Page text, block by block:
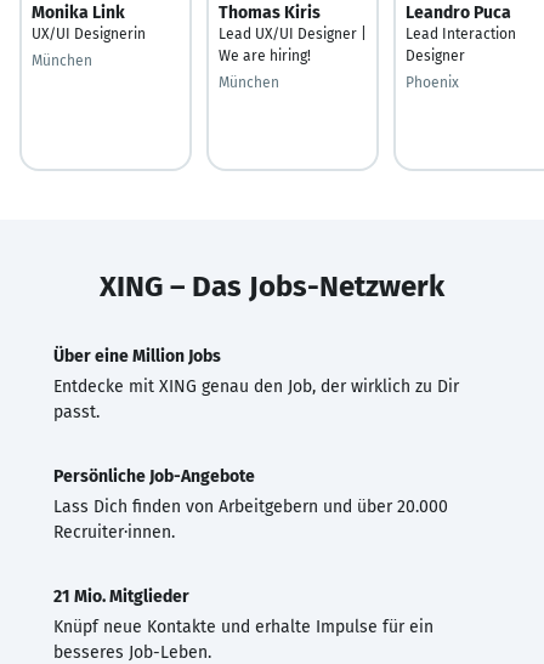
Monika Link
UX/UI Designerin
München
Thomas Kiris
Lead UX/UI Designer |
We are hiring!
München
Leandro Puca
Lead Interaction
Designer
Phoenix
XING – Das Jobs-Netzwerk
Über eine Million Jobs
Entdecke mit XING genau den Job, der wirklich zu Dir
passt.
Persönliche Job-Angebote
Lass Dich finden von Arbeitgebern und über 20.000
Recruiter·innen.
21 Mio. Mitglieder
Knüpf neue Kontakte und erhalte Impulse für ein
besseres Job-Leben.